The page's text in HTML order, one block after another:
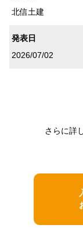
北信土建
発表日
2026/07/02
さらに詳